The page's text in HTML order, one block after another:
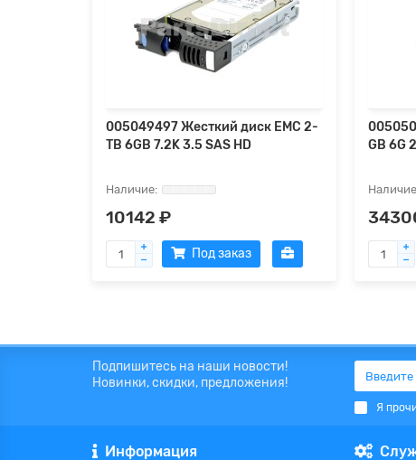
005049497 Жесткий диск EMC 2-
TB 6GB 7.2K 3.5 SAS HD
10142 ₽
Под заказ
GB 6G
Подпишитесь на наши новости!
Новинки, скидки, предложения!
Я
Информация